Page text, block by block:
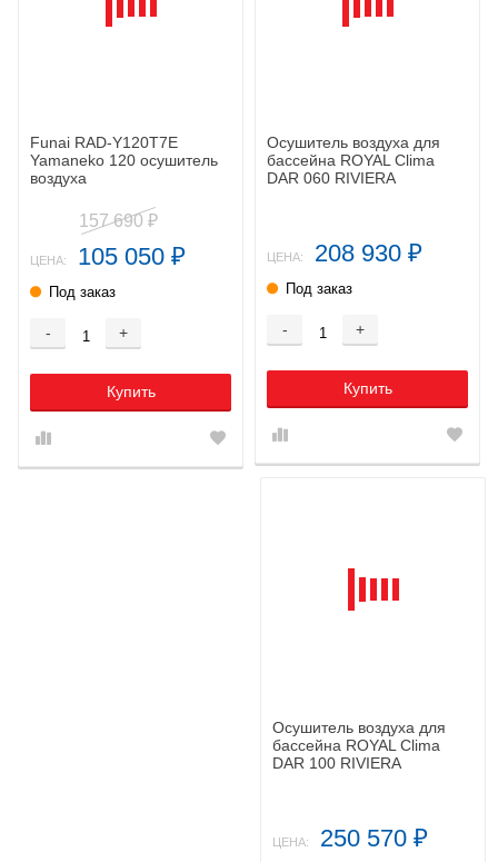
Funai RAD-Y120T7E
Yamaneko 120 осушитель
воздуха
157 690 ₽
ЦЕНА: 105 050 ₽
Под заказ
- +
Купить
Осушитель воздуха для
бассейна ROYAL Clima
DAR 060 RIVIERA
ЦЕНА: 208 930 ₽
Под заказ
- +
Купить
Осушитель воздуха для
бассейна ROYAL Clima
DAR 100 RIVIERA
ЦЕНА: 250 570 ₽